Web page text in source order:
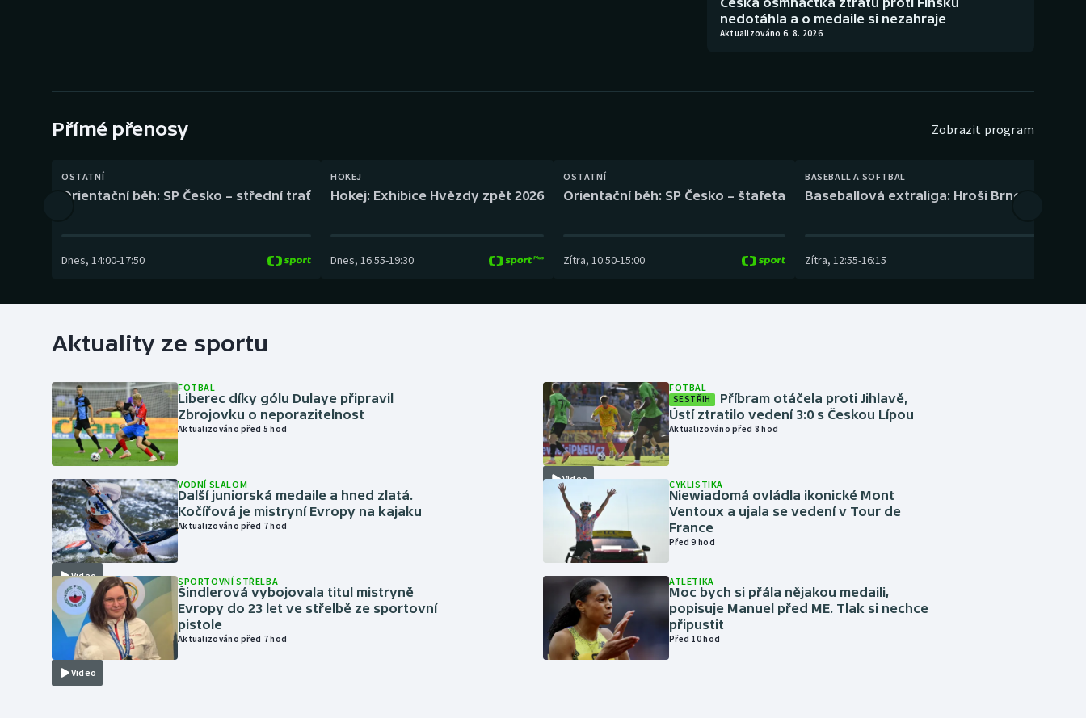
Gymnastika Plážový volejbal
nedotáhla a o medaile si nezahraje
Aktualizováno 6. 8. 2026
Přímé přenosy Zobrazit program
OSTATNÍ
Orientační běh: SP Česko – střední trať
Dnes, 14:00-17:50
HOKEJ
Hokej: Exhibice Hvězdy zpět 2026
Dnes, 16:55-19:30
OSTATNÍ
Orientační běh: SP Česko – štafeta
Zítra, 10:50-15:00
BASEBALL A SOFTBAL
Baseballová extraliga: Hroši Brno – Eagles
Zítra, 12:55-16:15
Aktuality ze sportu
FOTBAL
Liberec díky gólu Dulaye připravil
Zbrojovku o neporazitelnost
Aktualizováno před 5 hod
Video
VODNÍ SLALOM
Další juniorská medaile a hned zlatá.
Kočířová je mistryní Evropy na kajaku
Aktualizováno před 7 hod
Video
SPORTOVNÍ STŘELBA
Šindlerová vybojovala titul mistryně
Evropy do 23 let ve střelbě ze sportovní
pistole
Aktualizováno před 7 hod
Video
FOTBAL
SESTŘIH
Příbram otáčela proti Jihlavě,
Ústí ztratilo vedení 3:0 s Českou Lípou
Aktualizováno před 8 hod
CYKLISTIKA
Niewiadomá ovládla ikonické Mont
Ventoux a ujala se vedení v Tour de
France
Před 9 hod
ATLETIKA
Moc bych si přála nějakou medaili,
popisuje Manuel před ME. Tlak si nechce
připustit
Před 10 hod